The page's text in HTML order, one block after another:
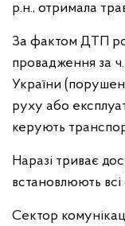
р.н., отримала
За фактом ДТП
провадження за
України
руху або
керують
Наразі триває
встановлюють всі
Сектор